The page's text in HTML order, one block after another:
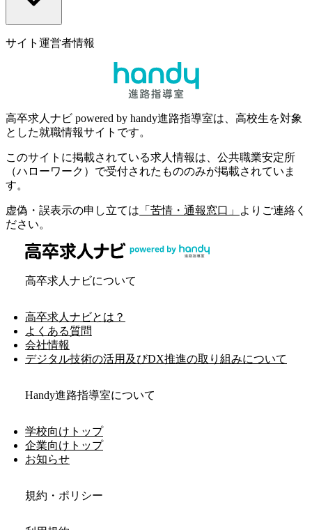
サイト運営者情報
高卒求人ナビ powered by handy進路指導室は、高校生を対象
とした就職情報サイトです。
このサイトに掲載されている求人情報は、公共職業安定所
（ハローワーク）で受付されたもののみが掲載されていま
す。
虚偽・誤表示の申し立ては 「苦情・通報窓口」
よりご連絡く
ださい。
高卒求人ナビについて
高卒求人ナビとは？
よくある質問
会社情報
デジタル技術の活用及びDX推進の取り組みについて
Handy進路指導室について
学校向けトップ
企業向けトップ
お知らせ
規約・ポリシー